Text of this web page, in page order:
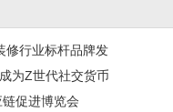
修行业标杆品牌发
为Z世代社交货币
促进博览会